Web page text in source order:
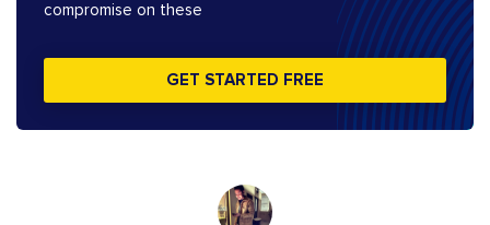
compromise on these
GET STARTED FREE